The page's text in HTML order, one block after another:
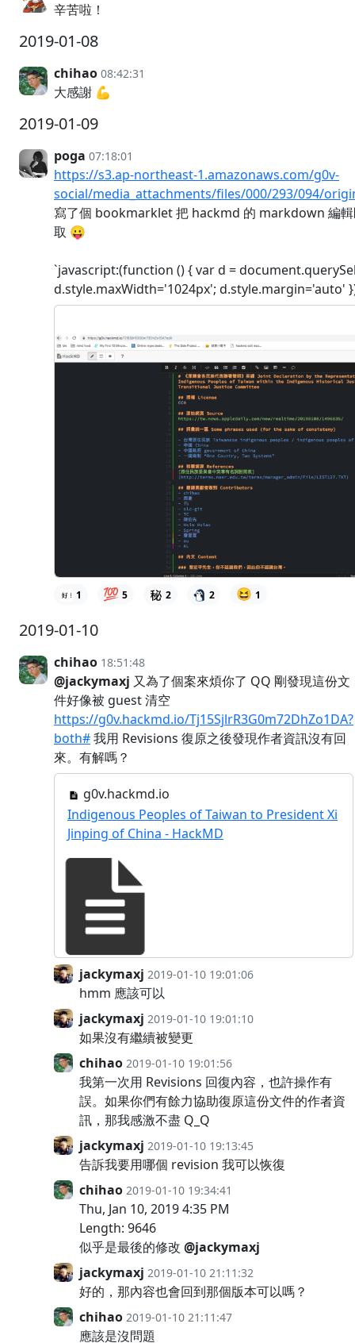
辛苦啦！
2019-01-08
chihao 08:42:31
大感謝 💪
2019-01-09
poga 07:18:01
https://s3.ap-northeast-1.amazonaws.com/g0v-
social/media_attachments/files/000/293/094/
寫了個 bookmarklet 把 hackmd 的 markdown 編輯
取 😛
`javascript:(function () { var d =
d.style.maxWidth='1024px'; d.style.margin='auto'
1 💯 5 2 2 😆 1
2019-01-10
chihao 18:51:48
@jackymaxj 又為了個案來煩你了 QQ 剛發現這份文
件好像被 guest 清空
https://g0v.hackmd.io/Tj15SjlrR3G0m72DhZo1DA?
both#我用 Revisions 復原之後發現作者資訊沒有回
來。有解嗎？
g0v.hackmd.io
Indigenous Peoples of Taiwan to President Xi
Jinping of China - HackMD
jackymaxj 2019-01-10 19:01:06
hmm 應該可以
jackymaxj 2019-01-10 19:01:10
如果沒有繼續被變更
chihao 2019-01-10 19:01:56
我第一次用 Revisions 回復內容，也許操作有
誤。如果你們有餘力協助復原這份文件的作者資
訊，那我感激不盡 Q_Q
jackymaxj 2019-01-10 19:13:45
告訴我要用哪個 revision 我可以恢復
chihao 2019-01-10 19:34:41
Thu, Jan 10, 2019 4:35 PM
Length: 9646
似乎是最後的修改 @jackymaxj
jackymaxj 2019-01-10 21:11:32
好的，那內容也會回到那個版本可以嗎？
chihao 2019-01-10 21:11:47
應該是沒問題